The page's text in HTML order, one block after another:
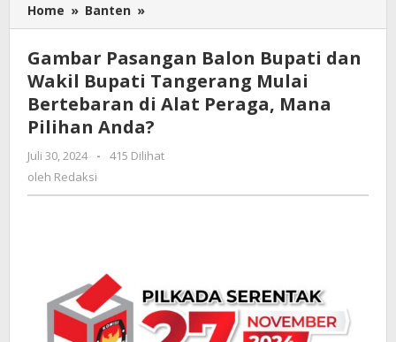
Home » Banten »
Pasangan
Bupati
dan
Wakil
Bupati
Mulai
di
Anda?
Gambar Pasangan Balon Bupati dan
Wakil Bupati Tangerang Mulai
Bertebaran di Alat Peraga, Mana
Pilihan Anda?
Juli 30, 2024
oleh
-
415 Dilihat
oleh Redaksi